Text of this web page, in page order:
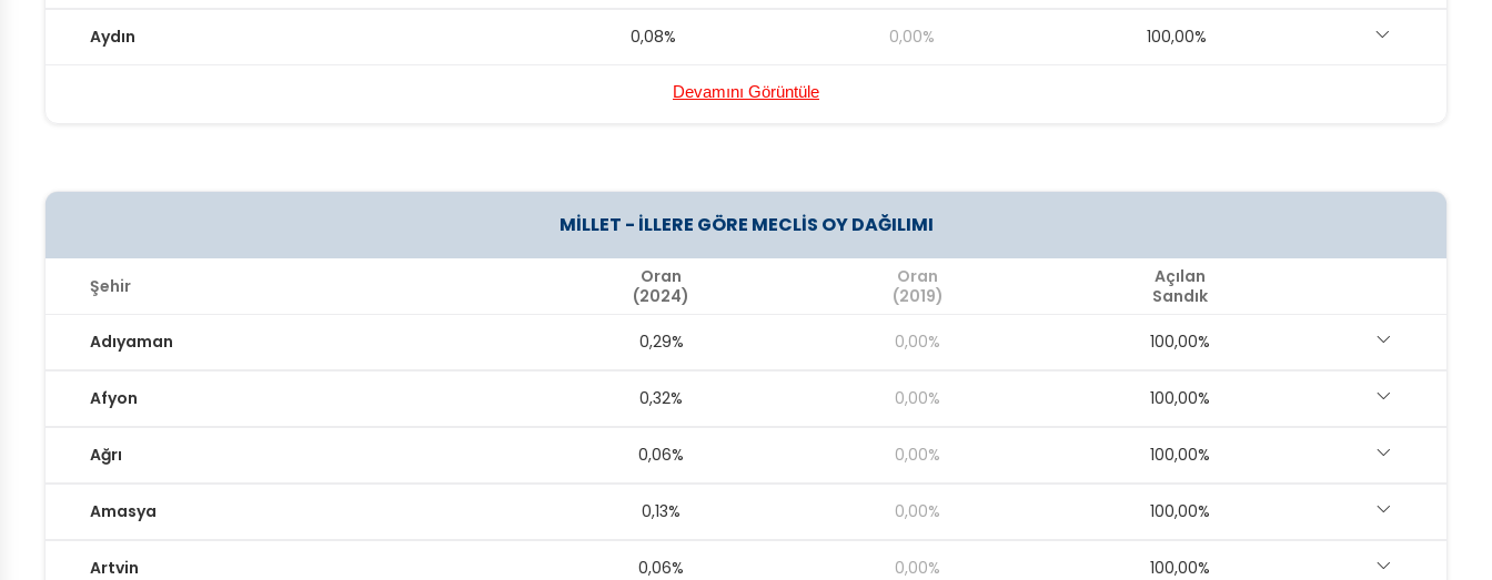
Aydın 0,08% 0,00% 100,00%
Devamını Görüntüle
MİLLET - İLLERE GÖRE MECLİS OY DAĞILIMI
Şehir
Oran
(2024)
Oran
(2019)
Açılan
Sandık
Adıyaman 0,29% 0,00% 100,00%
Afyon 0,32% 0,00% 100,00%
Ağrı 0,06% 0,00% 100,00%
Amasya 0,13% 0,00% 100,00%
Artvin 0,06% 0,00% 100,00%